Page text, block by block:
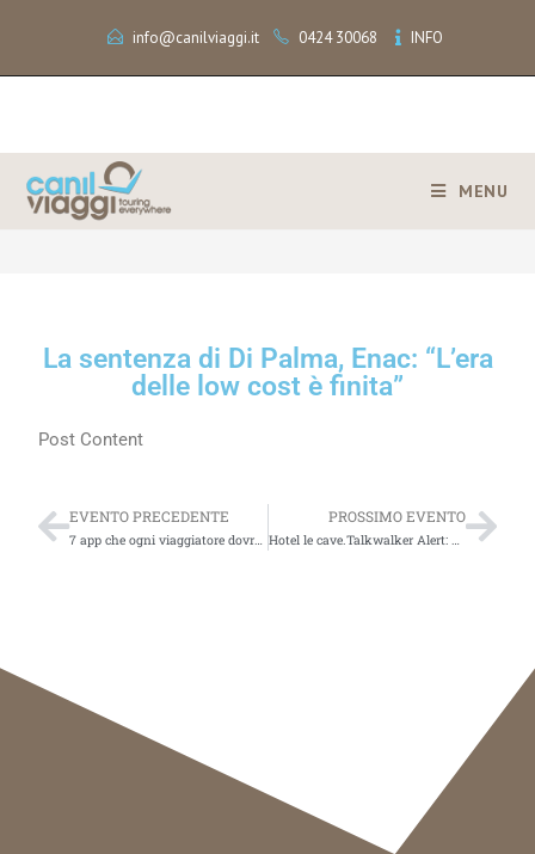
info@canilviaggi.it 0424 30068 INFO
MENU
> La sentenza di Di Palma, Enac: “L’era delle low cost è finita”
La sentenza di Di Palma, Enac: “L’era
delle low cost è finita”
Post Content
EVENTO PRECEDENTE
7 app che ogni viaggiatore dovrebbe avere sul telefono
PROSSIMO EVENTO
Hotel le cave.Talkwalker Alert: 50 results for [turismo]